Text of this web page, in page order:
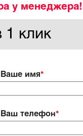
у менеджера!
1 клик
Ваше имя*
Ваш телефон*